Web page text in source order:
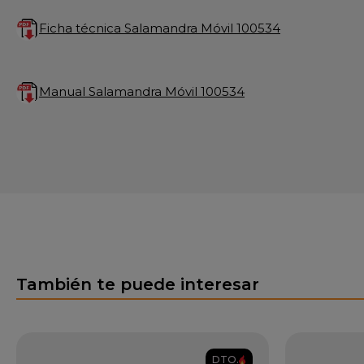
Ficha técnica Salamandra Móvil 100534
Manual Salamandra Móvil 100534
También te puede interesar
DTO.